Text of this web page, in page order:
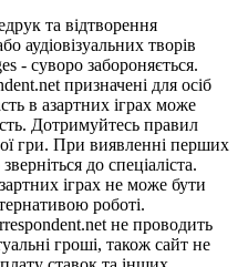
та відтворення
аудіовізуальних творів
- суворо забороняється.
призначені для осіб
в азартних іграх може
Дотримуйтесь правил
гри. При виявленні перших
до спеціаліста.
іграх не може бути
роботі.
не проводить
гроші, також сайт не